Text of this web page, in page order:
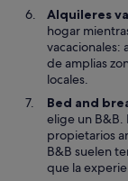
Alquileres
hogar
vacacionales:
de amplias
locales.
Bed and
elige un B&B.
propietarios
B&B suelen
que la